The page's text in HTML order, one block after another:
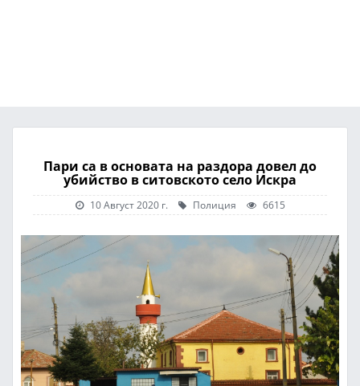
Пари са в основата на раздора довел до
убийство в ситовското село Искра
10 Август 2020 г. Полиция 6615